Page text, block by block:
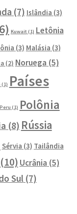
(7) Islândia (3)
Kuwait(1) Letônia
(3) Malásia (3)
(2) Noruega (5)
(1) Países
Peru (1) Polônia
(8) Rússia
Sérvia (3) Tailândia
(10) Ucrânia (5)
Sul(7)